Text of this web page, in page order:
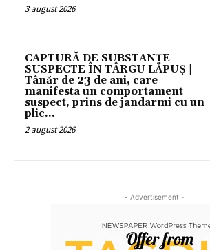
3 august 2026
CAPTURĂ DE SUBSTANȚE
SUSPECTE ÎN TÂRGU LĂPUȘ |
Tânăr de 23 de ani, care
manifesta un comportament
suspect, prins de jandarmi cu un
plic...
2 august 2026
- Advertisement -